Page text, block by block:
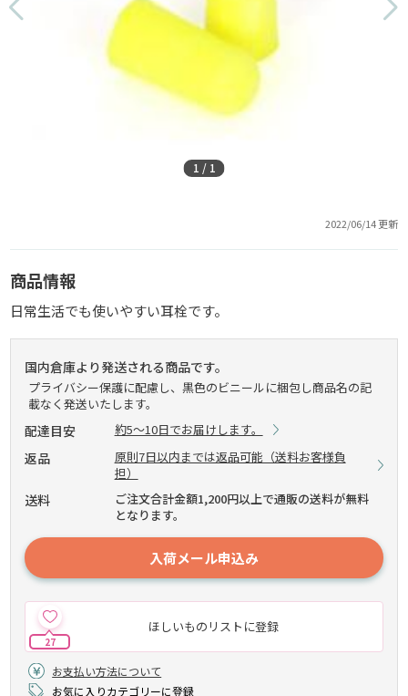
1 / 1
2022/06/14 更新
商品情報
日常生活でも使いやすい耳栓です。
国内倉庫より発送される商品です。
プライバシー保護に配慮し、黒色のビニールに梱包し商品名の記
載なく発送いたします。
配達目安 約5～10日でお届けします。
返品
原則7日以内までは返品可能（送料お客様負
担）
送料
ご注文合計金額1,200円以上で通販の送料が無料
となります。
入荷メール申込み
ほしいものリストに登録
27
お支払い方法について
お気に入りカテゴリーに登録